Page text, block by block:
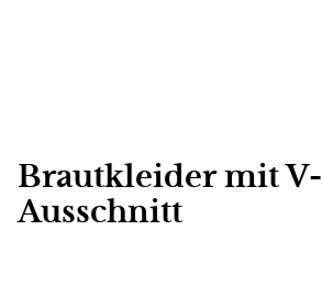
Brautkleider mit V-
Ausschnitt